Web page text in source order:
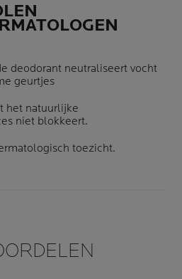
deodorant neutraliseert vocht
geurtjes
het natuurlijke
niet blokkeert.
toezicht.